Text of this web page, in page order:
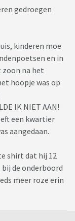
gedroegen
kinderen moe
en in
zoon na het
hoopje was op
IK NIET AAN!
een kwartier
aangedaan.
shirt dat hij 12
de onderboord
meer roze erin